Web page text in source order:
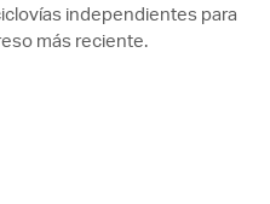
independientes para
más reciente.